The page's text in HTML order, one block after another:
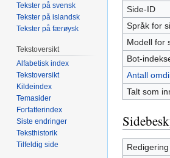
Side-ID
Språk for
Modell for
Bot-
Antall
Talt som
Redigering
Tekster på svensk
Tekster på islandsk
Tekster på færøysk
Tekstoversikt
Alfabetisk index
Tekstoversikt
Kildeindex
Temasider
Forfatterindex
Siste endringer
Teksthistorik
Tilfeldig side